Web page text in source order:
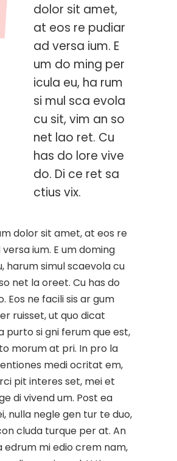
dolor sit amet,
at eos re pudiar
ad versa ium. E
um do ming per
icula eu, ha rum
si mul sca evola
cu sit, vim an so
net lao ret. Cu
has do lore vive
do. Di ce ret sa
ctius vix.
dolor sit amet, at eos re
ium. E um doming
harum simul scaevola cu
net la oreet. Cu has do
Eos ne facili sis ar gum
ruisset, ut quo dicat
purto si gni ferum que est,
morum at pri. In pro la
medi ocritat em,
pit interes set, mei et
di vivend um. Post ea
nulla negle gen tur te duo,
cluda turque per at. An
edrum mi edio crem nam,